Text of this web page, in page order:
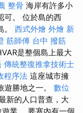
整骨 海岸有許多小
可。 位於島的西
。 西式外燴 外燴 新
筋師傅 台中 撥筋
是整個島上最大
傳統整復推拿技術士
程序法 這座城市擁
勝地之一。 數位
新的人口普查，大
業。 要塞內有一個